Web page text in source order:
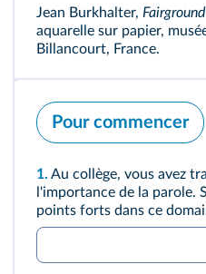
Jean Burkhalter,
aquarelle sur papier,
Billancourt, France.
Pour commencer
1. Au collège, vous avez
l'importance de la parole.
points forts dans ce